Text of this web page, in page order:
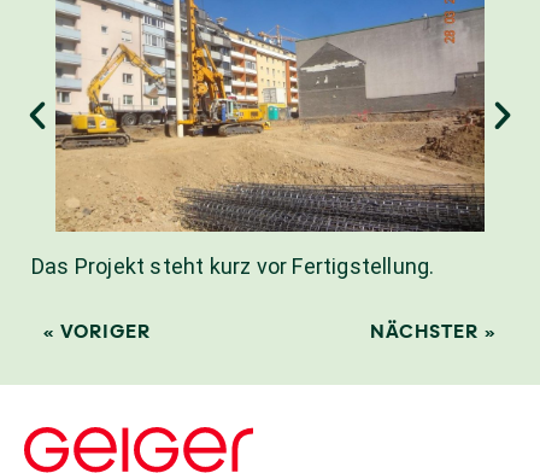
Das Projekt steht kurz vor Fertigstellung.
« VORIGER NÄCHSTER »